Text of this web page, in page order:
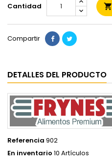
Cantidad 
Compartir
DETALLES DEL PRODUCTO
Referencia 902
En inventario 10 Artículos